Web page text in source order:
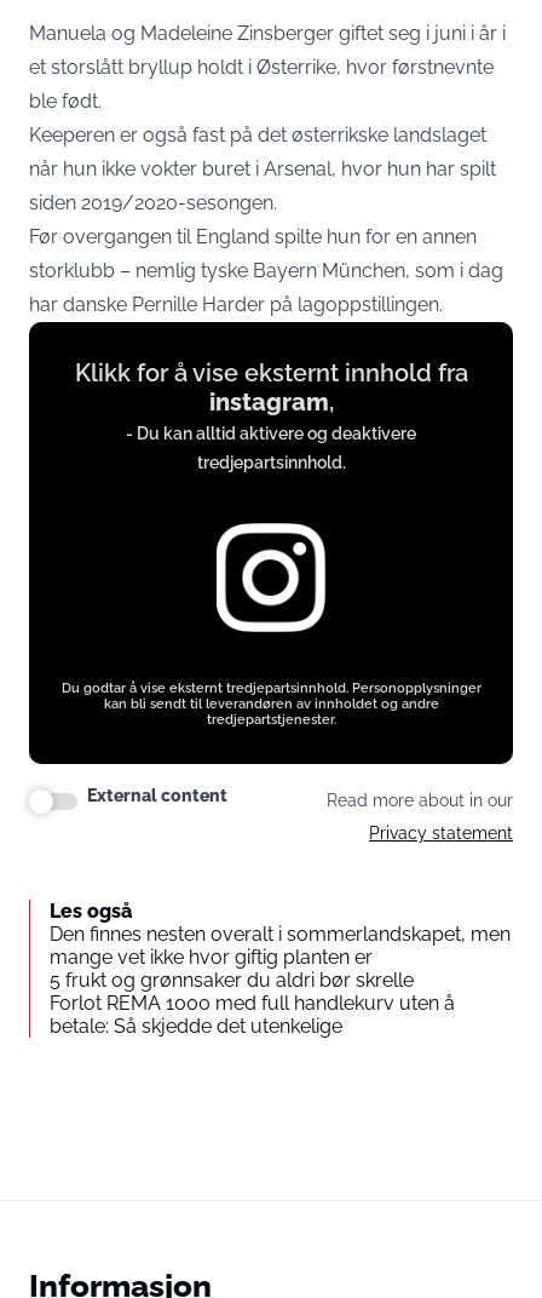
Manuela og Madeleine Zinsberger giftet seg i juni i år i
et storslått bryllup holdt i Østerrike, hvor førstnevnte
ble født.
Keeperen er også fast på det østerrikske landslaget
når hun ikke vokter buret i Arsenal, hvor hun har spilt
siden 2019/2020-sesongen.
Før overgangen til England spilte hun for en annen
storklubb – nemlig tyske Bayern München, som i dag
har danske Pernille Harder på lagoppstillingen.
Display
content
instagram.com
Klikk for å vise eksternt innhold fra
instagram,
- Du kan alltid aktivere og deaktivere
tredjepartsinnhold.
Du godtar å vise eksternt tredjepartsinnhold. Personopplysninger
kan bli sendt til leverandøren av innholdet og andre
tredjepartstjenester.
External content
Read more about in our
Privacy statement
Les også
Den finnes nesten overalt i sommerlandskapet, men
mange vet ikke hvor giftig planten er
5 frukt og grønnsaker du aldri bør skrelle
Forlot REMA 1000 med full handlekurv uten å
betale: Så skjedde det utenkelige
Informasjon